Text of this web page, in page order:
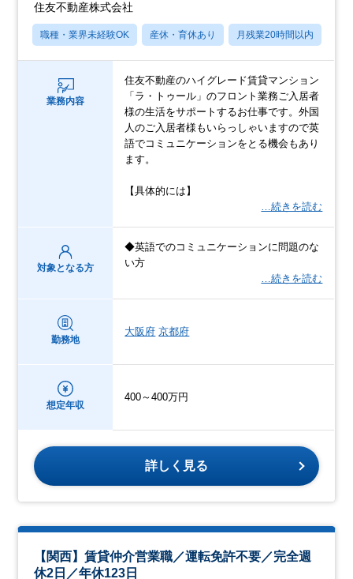
住友不動産株式会社
職種・業界未経験OK 産休・育休あり 月残業20時間以内
業務内容
住友不動産のハイグレード賃貸マンション
「ラ・トゥール」のフロント業務ご入居者
様の生活をサポートするお仕事です。外国
人のご入居者様もいらっしゃいますので英
語でコミュニケーションをとる機会もあり
ます。
【具体的には】
…続きを読む
対象となる方
◆英語でのコミュニケーションに問題のな
い方
…続きを読む
勤務地
大阪府 京都府
想定年収
400～400万円
詳しく見る
【関西】賃貸仲介営業職／運転免許不要／完全週
休2日／年休123日